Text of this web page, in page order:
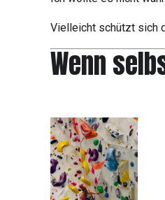
Vielleicht schützt sich
Wenn